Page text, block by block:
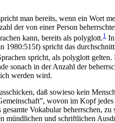
man bereits, wenn ein Wort
der von einer Person
kann, bereits als polyglott.1
1980:515f) spricht das
spricht, als polyglott
sonach in der Anzahl der
werden wird.
daß sowieso kein
wovon im Kopf
Vokabular beherrschen,
mündlichen und schriftlichen